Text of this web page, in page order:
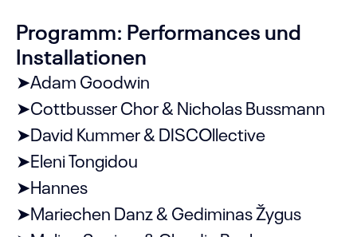
Programm: Performances und
Installationen
➤Adam Goodwin
➤Cottbusser Chor & Nicholas Bussmann
➤David Kummer & DISCOllective
➤Eleni Tongidou
➤Hannes
➤Mariechen Danz & Gediminas Žygus